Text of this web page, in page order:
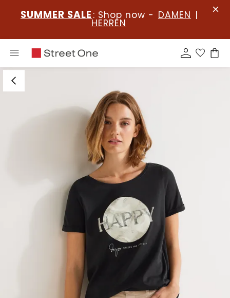
SUMMER SALE : Shop now - DAMEN |
HERREN